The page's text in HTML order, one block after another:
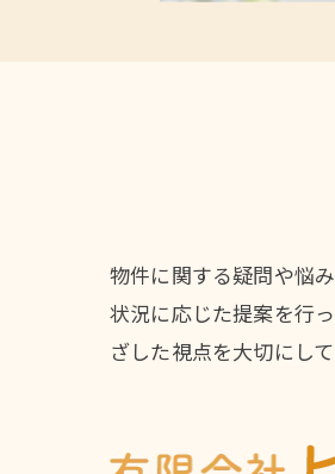
物件に関する疑問や悩
状況に応じた提案を行
ざした視点を大切にして